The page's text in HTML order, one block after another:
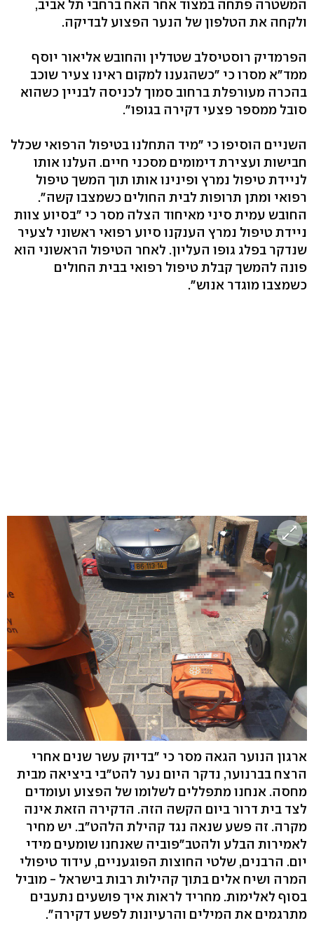
המשטרה פתחה במצוד אחר האח ברחבי תל אביב,
ולקחה את הטלפון של הנער הפצוע לבדיקה.
הפרמדיק רוסטיסלב שטדלין והחובש אליאור יוסף
ממד"א מסרו כי "כשהגענו למקום ראינו צעיר שוכב
בהכרה מעורפלת ברחוב סמוך לכניסה לבניין כשהוא
סובל ממספר פצעי דקירה בגופו".
השניים הוסיפו כי "מיד התחלנו בטיפול הרפואי שכלל
חבישות ועצירת דימומים מסכני חיים. העלנו אותו
לניידת טיפול נמרץ ופינינו אותו תוך המשך טיפול
רפואי ומתן תרופות לבית החולים כשמצבו קשה".
החובש עמית סיני מאיחוד הצלה מסר כי "בסיוע צוות
ניידת טיפול נמרץ הענקנו סיוע רפואי ראשוני לצעיר
שנדקר בפלג גופו העליון. לאחר הטיפול הראשוני הוא
פונה להמשך קבלת טיפול רפואי בבית החולים
כשמצבו מוגדר אנוש".
ארגון הנוער הגאה מסר כי "בדיוק עשר שנים אחרי
הרצח בברנוער, נדקר היום נער להט"בי ביציאה מבית
מחסה. אנחנו מתפללים לשלומו של הפצוע ועומדים
לצד בית דרור ביום הקשה הזה. הדקירה הזאת אינה
מקרה. זה פשע שנאה נגד קהילת הלהט"ב. יש מחיר
לאמירות הבלע ולהטב"פוביה שאנחנו שומעים מידי
יום. הרבנים, שלטי החוצות הפוגעניים, עידוד טיפולי
המרה ושיח אלים בתוך קהילות רבות בישראל - מוביל
בסוף לאלימות. מחריד לראות איך פושעים נתעבים
מתרגמים את המילים והרעיונות לפשע דקירה".